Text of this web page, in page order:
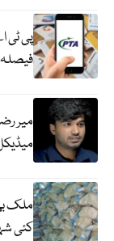
پی ٹی
فیصلہ
میر
ملک
کئی شہروں میں 20